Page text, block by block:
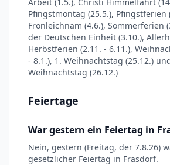
Pfingstmontag (25.5.), Pfingstferien
Fronleichnam (4.6.), Sommerferien
der Deutschen Einheit (3.10.),
Herbstferien (2.11. - 6.11.),
- 8.1.), 1. Weihnachtstag (25.12.)
Weihnachtstag (26.12.)
Feiertage
War gestern ein Feiertag in
Nein, gestern (Freitag, der 7.8.26)
gesetzlicher Feiertag in Frasdorf.